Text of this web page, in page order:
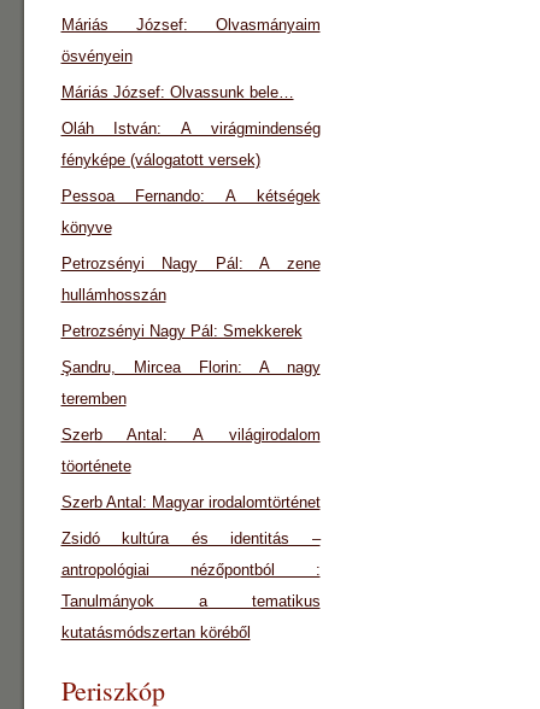
Máriás József: Olvasmányaim
ösvényein
Máriás József: Olvassunk bele…
Oláh István: A virágmindenség
fényképe (válogatott versek)
Pessoa Fernando: A kétségek
könyve
Petrozsényi Nagy Pál: A zene
hullámhosszán
Petrozsényi Nagy Pál: Smekkerek
Şandru, Mircea Florin: A nagy
teremben
Szerb Antal: A világirodalom
töorténete
Szerb Antal: Magyar irodalomtörténet
Zsidó kultúra és identitás –
antropológiai nézőpontból :
Tanulmányok a tematikus
kutatásmódszertan köréből
Periszkóp